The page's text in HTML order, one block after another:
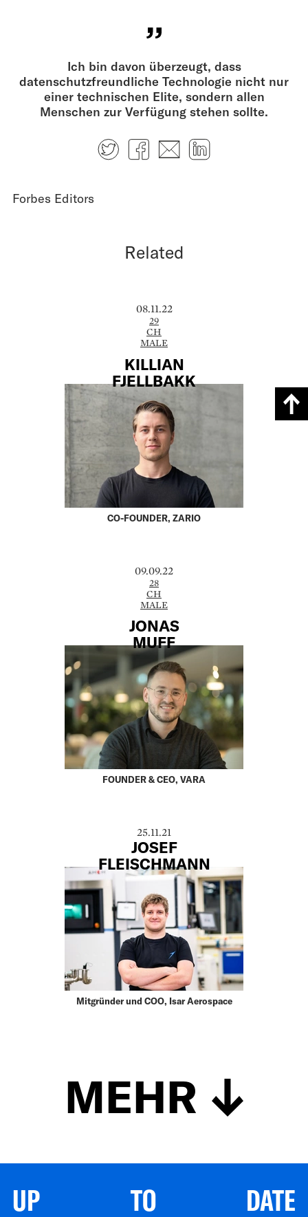
Ich bin davon überzeugt, dass
datenschutzfreundliche Technologie nicht nur
einer technischen Elite, sondern allen
Menschen zur Verfügung stehen sollte.
TwitterFacebook
E-mail
Forbes Editors
Related
08.11.22
29
CH
MALE
KILLIAN
FJELLBAKK
CO-FOUNDER, ZARIO
09.09.22
28
CH
MALE
JONAS
MUFF
FOUNDER & CEO, VARA
25.11.21
JOSEF
FLEISCHMANN
Mitgründer und COO, Isar Aerospace
MEHR
UP TO DATE